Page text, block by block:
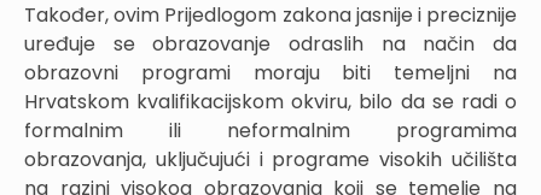
Također, ovim Prijedlogom zakona jasnije i preciznije
uređuje se obrazovanje odraslih na način da
obrazovni programi moraju biti temeljni na
Hrvatskom kvalifikacijskom okviru, bilo da se radi o
formalnim ili neformalnim programima
obrazovanja, uključujući i programe visokih učilišta
na razini visokog obrazovanja koji se temelje na